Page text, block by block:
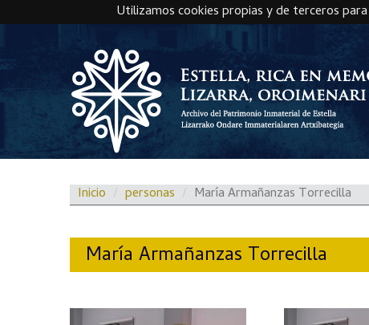
Utilizamos cookies propias y de terceros
Inicio personas María Armañanzas Torrecilla
María Armañanzas Torrecilla